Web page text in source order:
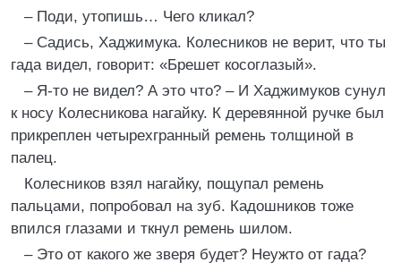
– Поди, утопишь… Чего кликал?
– Садись, Хаджимука. Колесников не верит, что ты
гада видел, говорит: «Брешет косоглазый».
– Я-то не видел? А это что? – И Хаджимуков сунул
к носу Колесникова нагайку. К деревянной ручке был
прикреплен четырехгранный ремень толщиной в
палец.
Колесников взял нагайку, пощупал ремень
пальцами, попробовал на зуб. Кадошников тоже
впился глазами и ткнул ремень шилом.
– Это от какого же зверя будет? Неужто от гада?